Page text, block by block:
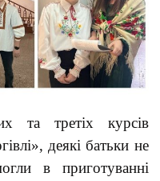
та третіх курсів
деякі батьки не
в приготуванні